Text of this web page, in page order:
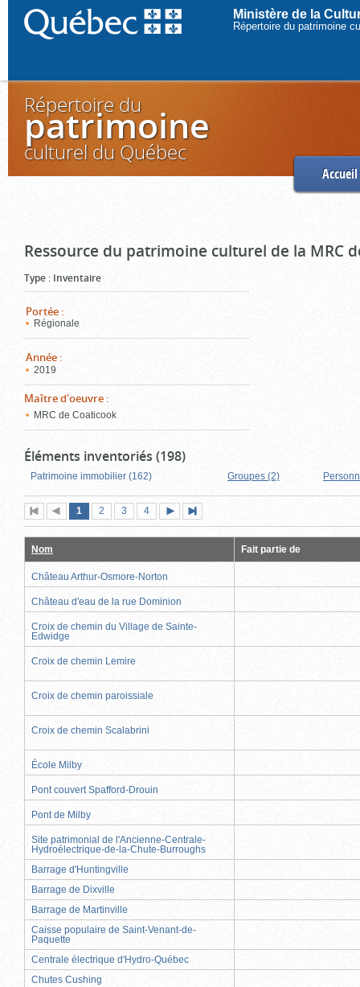
Ministère de la
Répertoire du patrimoine
Répertoire du
patrimoine
culturel du Québec
Accueil
Ressource du patrimoine culturel de la MRC
Type : Inventaire
Portée :
Régionale
Année :
2019
Maître d'oeuvre :
MRC de Coaticook
Éléments inventoriés (198)
Patrimoine immobilier (162) Groupes (2)
Première
page
Page
précédente
Page
1 (page
actuelle)
Page
2 Page
3 Page
4
suivante
page
Nom Fait partie de
Château Arthur-Osmore-Norton
Château d'eau de la rue Dominion
Croix de chemin du Village de Sainte-
Edwidge
Croix de chemin Lemire
Croix de chemin paroissiale
Croix de chemin Scalabrini
École Milby
Pont couvert Spafford-Drouin
Pont de Milby
Site patrimonial de l'Ancienne-Centrale-
Hydroélectrique-de-la-Chute-Burroughs
Barrage d'Huntingville
Barrage de Dixville
Barrage de Martinville
Caisse populaire de Saint-Venant-de-
Paquette
Centrale électrique d'Hydro-Québec
Chutes Cushing